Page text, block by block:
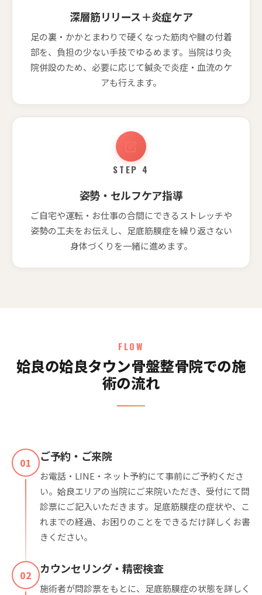
深層筋リリース＋炎症ケア
足の裏・かかとまわりで硬くなった筋肉や腱の付着
部を、負担の少ない手技でゆるめます。当院はり灸
院併設のため、必要に応じて鍼灸で炎症・血流のケ
アも行えます。
STEP 4
姿勢・セルフケア指導
ご自宅や運転・お仕事の合間にできるストレッチや
姿勢の工夫をお伝えし、足底筋膜症を繰り返さない
身体づくりを一緒に進めます。
FLOW
姶良の姶良タウン骨盤整骨院での施
術の流れ
01 ご予約・ご来院
お電話・LINE・ネット予約にて事前にご予約くださ
い。姶良エリアの当院にご来院いただき、受付にて問
診票にご記入いただきます。足底筋膜症の症状や、こ
れまでの経過、お困りのことをできるだけ詳しくお書
きください。
02 カウンセリング・精密検査
施術者が問診票をもとに、足底筋膜症の状態を詳しく